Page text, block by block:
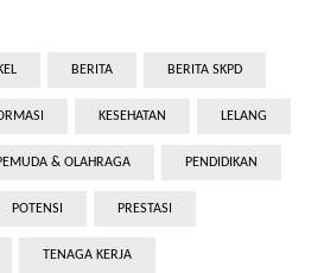
BERITA BERITA SKPD
KESEHATAN LELANG
& OLAHRAGA PENDIDIKAN
POTENSI PRESTASI
TENAGA KERJA